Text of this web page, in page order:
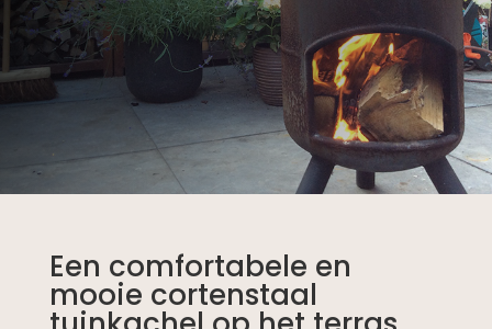
Een comfortabele en
mooie cortenstaal